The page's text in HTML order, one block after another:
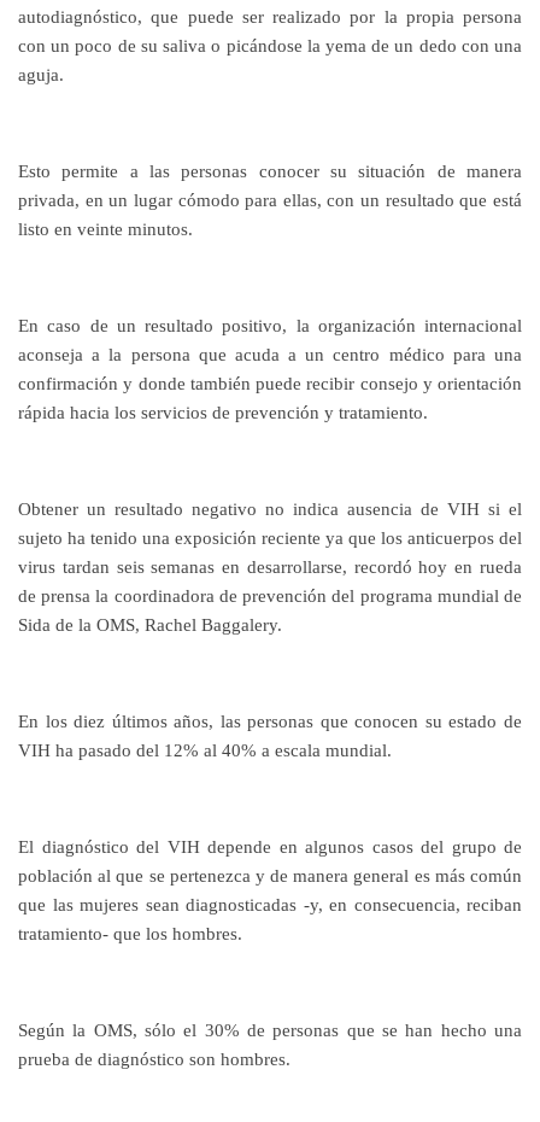
autodiagnóstico, que puede ser realizado por la propia persona
con un poco de su saliva o picándose la yema de un dedo con una
aguja.
Esto permite a las personas conocer su situación de manera
privada, en un lugar cómodo para ellas, con un resultado que está
listo en veinte minutos.
En caso de un resultado positivo, la organización internacional
aconseja a la persona que acuda a un centro médico para una
confirmación y donde también puede recibir consejo y orientación
rápida hacia los servicios de prevención y tratamiento.
Obtener un resultado negativo no indica ausencia de VIH si el
sujeto ha tenido una exposición reciente ya que los anticuerpos del
virus tardan seis semanas en desarrollarse, recordó hoy en rueda
de prensa la coordinadora de prevención del programa mundial de
Sida de la OMS, Rachel Baggalery.
En los diez últimos años, las personas que conocen su estado de
VIH ha pasado del 12% al 40% a escala mundial.
El diagnóstico del VIH depende en algunos casos del grupo de
población al que se pertenezca y de manera general es más común
que las mujeres sean diagnosticadas -y, en consecuencia, reciban
tratamiento- que los hombres.
Según la OMS, sólo el 30% de personas que se han hecho una
prueba de diagnóstico son hombres.